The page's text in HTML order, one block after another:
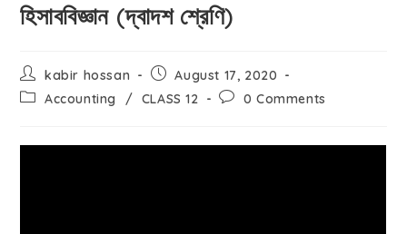
হিসাববিজ্ঞান (দ্বাদশ শ্রেণি)
kabir hossan
August 17, 2020
Accounting
/ CLASS 12 0 Comments